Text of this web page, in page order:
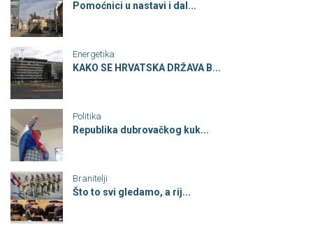
Pomoćnici u nastavi i dal...
Energetika
KAKO SE HRVATSKA DRŽAVA B...
Politika
Republika dubrovačkog kuk...
Branitelji
Što to svi gledamo, a rij...